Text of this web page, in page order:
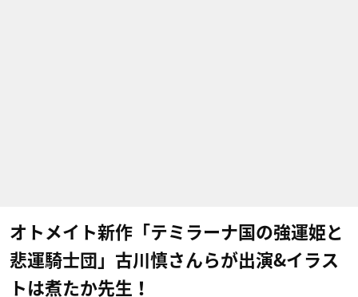
オトメイト新作「テミラーナ国の強運姫と
悲運騎士団」古川慎さんらが出演&イラス
トは煮たか先生！